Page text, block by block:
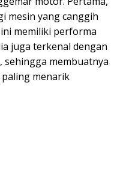
mesin yang canggih
memiliki performa
juga terkenal dengan
membuatnya
menarik